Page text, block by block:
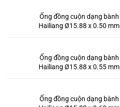
Ống đồng cuộn dạng bành
Hailiang Ø15.88 x 0.50 mm
Ống đồng cuộn dạng bành
Hailiang Ø15.88 x 0.55 mm
Ống đồng cuộn dạng bành